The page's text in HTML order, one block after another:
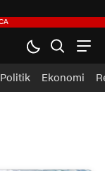
Politik Ekonomi